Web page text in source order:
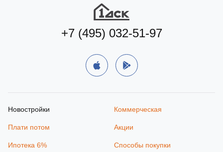
+7 (495) 032-51-97
Новостройки Коммерческая
Плати потом Акции
Ипотека 6% Способы покупки